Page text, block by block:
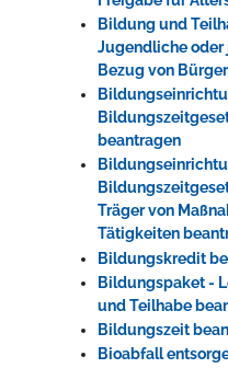
Bildung und
Jugendliche oder
Bezug von
beantragen
Träger von
Tätigkeiten
Bildungskredit
Bildungspaket -
und Teilhabe
Bildungszeit
Bioabfall